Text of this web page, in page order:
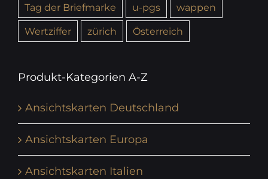
Tag der Briefmarke
u-pgs
wappen
Wertziffer
zürich Österreich
Produkt-Kategorien A-Z
Ansichtskarten Deutschland
Ansichtskarten Europa
Ansichtskarten Italien